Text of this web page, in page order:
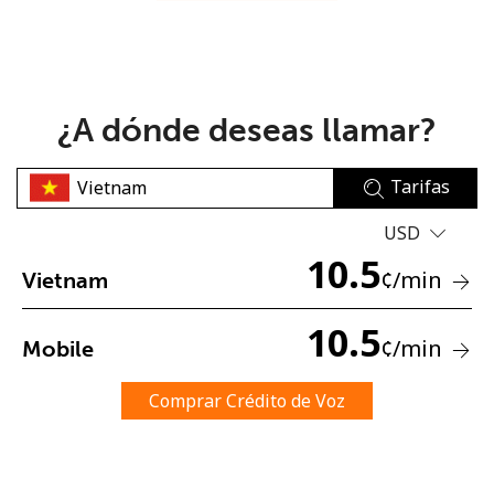
No se ha creado una contraseña
Un número
¿A dónde deseas llamar?
Tarifas
USD
Vietnam 10.5¢/min
Mobile 10.5¢/min
Comprar Crédito de Voz